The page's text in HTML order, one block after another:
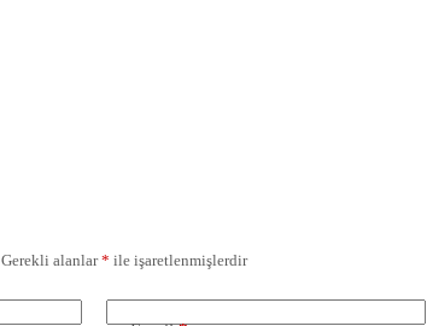
Gerekli alanlar* ile işaretlenmişlerdir